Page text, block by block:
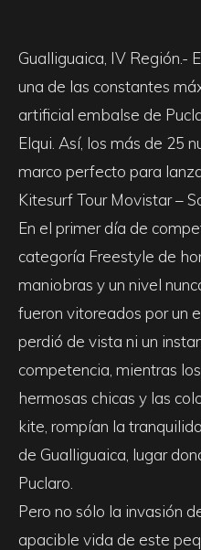
Gualliguaica, IV Región.-
una de las constantes
artificial embalse de
Elqui. Así, los más de 25
marco perfecto para
Kitesurf Tour Movistar –
En el primer día de
categoría Freestyle de
maniobras y un nivel
fueron vitoreados por un
perdió de vista ni un
competencia, mientras
hermosas chicas y las
kite, rompían la
de Gualliguaica, lugar
Puclaro.
Pero no sólo la invasión
apacible vida de este